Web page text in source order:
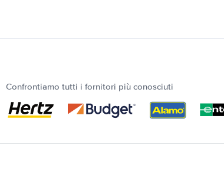
Confrontiamo tutti i fornitori più conosciuti